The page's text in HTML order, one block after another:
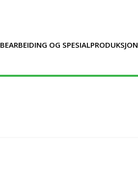
BEARBEIDING OG SPESIALPRODUKSJON